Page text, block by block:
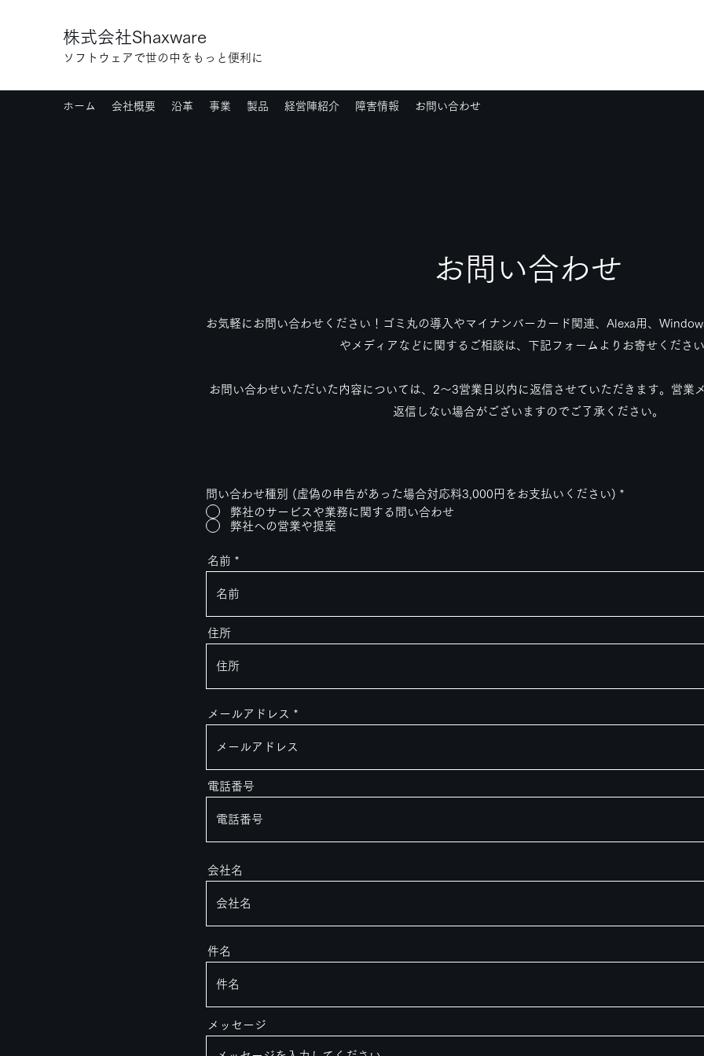
株式会社Shaxware
ソフトウェアで世の中をもっと便利に
ホーム 会社概要 沿革 事業 製品 経営陣紹介 障害情報 お問い合わせ
お問い合わせ
お気軽にお問い合わせください！ゴミ丸の導入やマイナンバーカード関連、Alexa用、
やメディアなどに関するご相談は、下記フォームよりお寄せください
お問い合わせいただいた内容については、2～3営業日以内に返信させていただきます。営業
返信しない場合がございますのでご了承ください。
問い合わせ種別 (虚偽の申告があった場合対応料3,000円をお支払いください) *
弊社のサービスや業務に関する問い合わせ
弊社への営業や提案
名前
住所
メールアドレス
電話番号
会社名
件名
メッセージ